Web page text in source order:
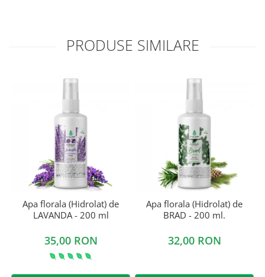
PRODUSE SIMILARE
Apa florala (Hidrolat) de
LAVANDA - 200 ml
35,00 RON
Apa florala (Hidrolat) de
BRAD - 200 ml.
32,00 RON